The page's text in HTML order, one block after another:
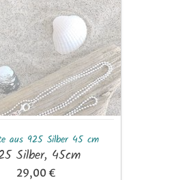
aus 925 Silber 45 cm
Silber, 45cm
29,00 €